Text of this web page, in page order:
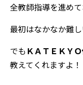
全教師指導を進めて
最初はなかなか難し
でも ＫＡＴＥＫＹ
教えてくれますよ！